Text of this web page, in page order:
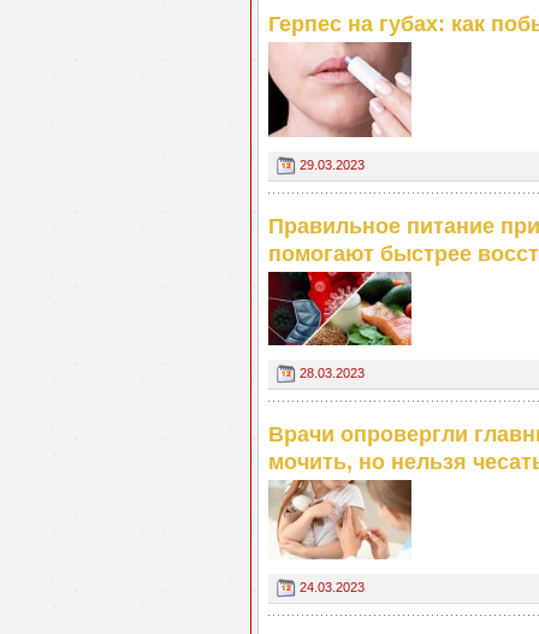
Герпес на губах: как
29.03.2023
Правильное питание
помогают быстрее
28.03.2023
Врачи опровергли
мочить, но нельзя
24.03.2023